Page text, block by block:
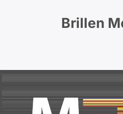
Brillen